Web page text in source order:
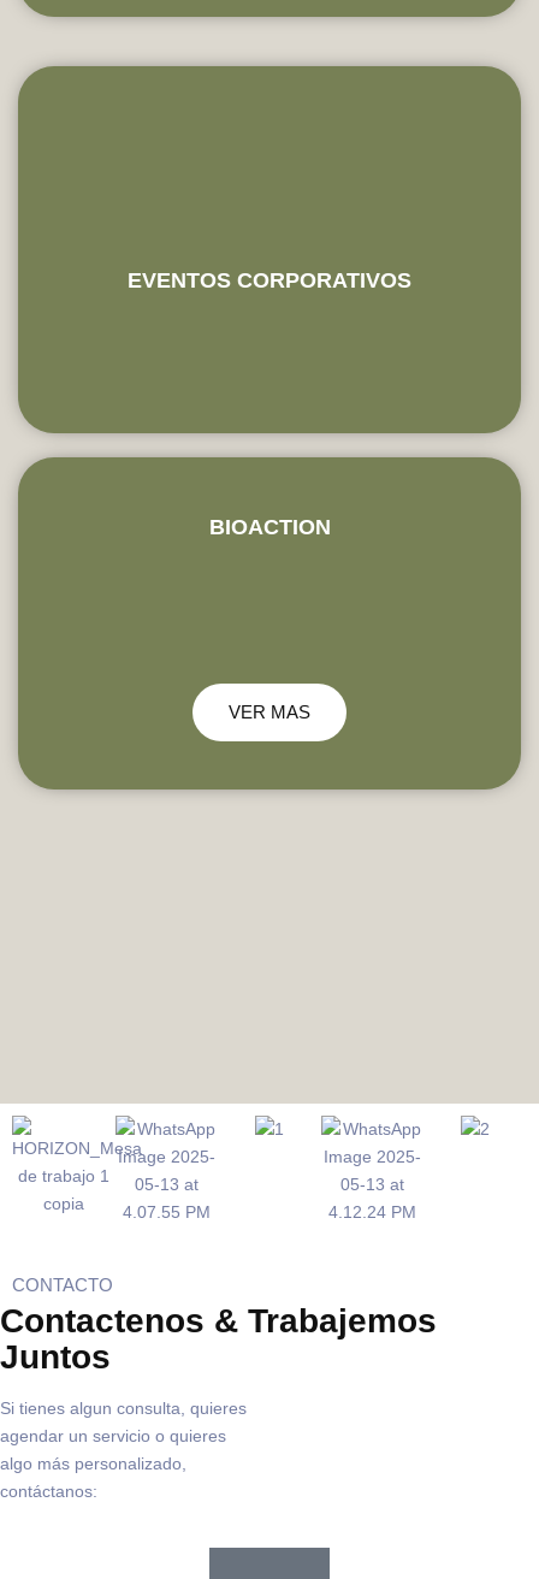
EVENTOS CORPORATIVOS
BIOACTION
VER MAS
CONTACTO
Contactenos & Trabajemos
Juntos
Si tienes algun consulta, quieres
agendar un servicio o quieres
algo más personalizado,
contáctanos: